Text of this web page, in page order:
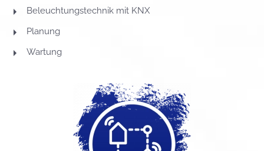
Beleuchtungstechnik mit KNX
Planung
Wartung